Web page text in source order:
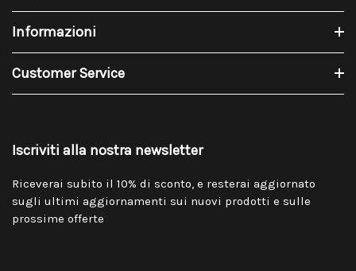
Informazioni
Customer Service
Iscriviti alla nostra newsletter
Riceverai subito il 10% di sconto, e resterai aggiornato
sugli ultimi aggiornamenti sui nuovi prodotti e sulle
prossime offerte